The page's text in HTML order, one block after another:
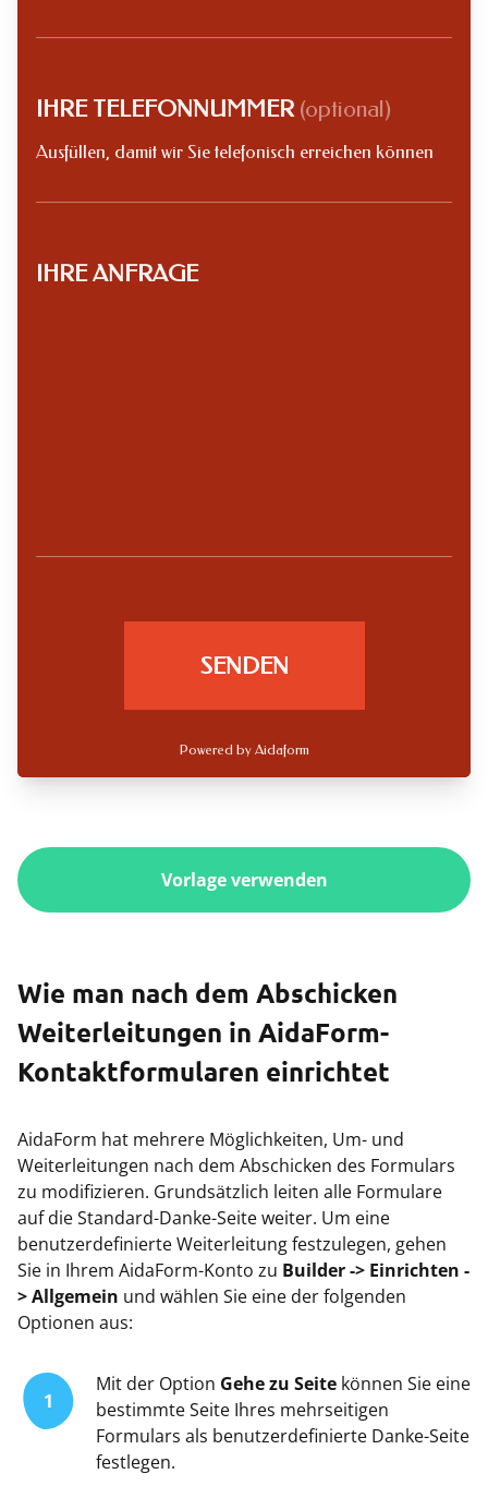
Vorlage verwenden
Wie man nach dem Abschicken
Weiterleitungen in AidaForm-
Kontaktformularen einrichtet
AidaForm hat mehrere Möglichkeiten, Um- und
Weiterleitungen nach dem Abschicken des Formulars
zu modifizieren. Grundsätzlich leiten alle Formulare
auf die Standard-Danke-Seite weiter. Um eine
benutzerdefinierte Weiterleitung festzulegen, gehen
Sie in Ihrem AidaForm-Konto zu Builder -> Einrichten -
> Allgemein und wählen Sie eine der folgenden
Optionen aus:
1
Mit der Option Gehe zu Seite können Sie eine
bestimmte Seite Ihres mehrseitigen
Formulars als benutzerdefinierte Danke-Seite
festlegen.